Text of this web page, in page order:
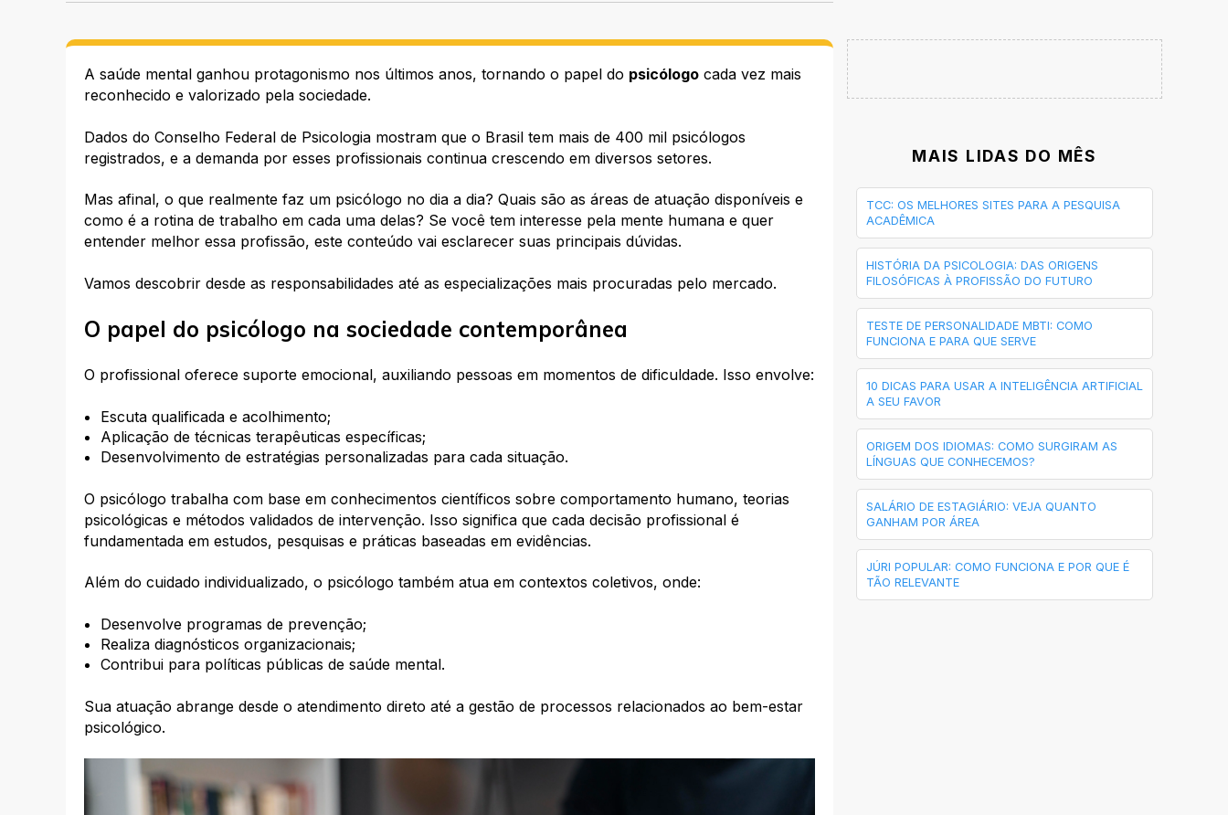
A saúde mental ganhou protagonismo nos últimos anos, tornando o papel do psicólogo cada vez mais
reconhecido e valorizado pela sociedade.
Dados do Conselho Federal de Psicologia mostram que o Brasil tem mais de 400 mil psicólogos
registrados, e a demanda por esses profissionais continua crescendo em diversos setores.
Mas afinal, o que realmente faz um psicólogo no dia a dia? Quais são as áreas de atuação disponíveis e
como é a rotina de trabalho em cada uma delas? Se você tem interesse pela mente humana e quer
entender melhor essa profissão, este conteúdo vai esclarecer suas principais dúvidas.
Vamos descobrir desde as responsabilidades até as especializações mais procuradas pelo mercado.
O papel do psicólogo na sociedade contemporânea
O profissional oferece suporte emocional, auxiliando pessoas em momentos de dificuldade. Isso envolve:
Escuta qualificada e acolhimento;
Aplicação de técnicas terapêuticas específicas;
Desenvolvimento de estratégias personalizadas para cada situação.
O psicólogo trabalha com base em conhecimentos científicos sobre comportamento humano, teorias
psicológicas e métodos validados de intervenção. Isso significa que cada decisão profissional é
fundamentada em estudos, pesquisas e práticas baseadas em evidências.
Além do cuidado individualizado, o psicólogo também atua em contextos coletivos, onde:
Desenvolve programas de prevenção;
Realiza diagnósticos organizacionais;
Contribui para políticas públicas de saúde mental.
Sua atuação abrange desde o atendimento direto até a gestão de processos relacionados ao bem-estar
psicológico.
MAIS LIDAS DO MÊS
TCC: OS MELHORES SITES PARA A PESQUISA
ACADÊMICA
HISTÓRIA DA PSICOLOGIA: DAS ORIGENS
FILOSÓFICAS À PROFISSÃO DO FUTURO
TESTE DE PERSONALIDADE MBTI: COMO
FUNCIONA E PARA QUE SERVE
10 DICAS PARA USAR A INTELIGÊNCIA ARTIFICIAL
A SEU FAVOR
ORIGEM DOS IDIOMAS: COMO SURGIRAM AS
LÍNGUAS QUE CONHECEMOS?
SALÁRIO DE ESTAGIÁRIO: VEJA QUANTO
GANHAM POR ÁREA
JÚRI POPULAR: COMO FUNCIONA E POR QUE É
TÃO RELEVANTE